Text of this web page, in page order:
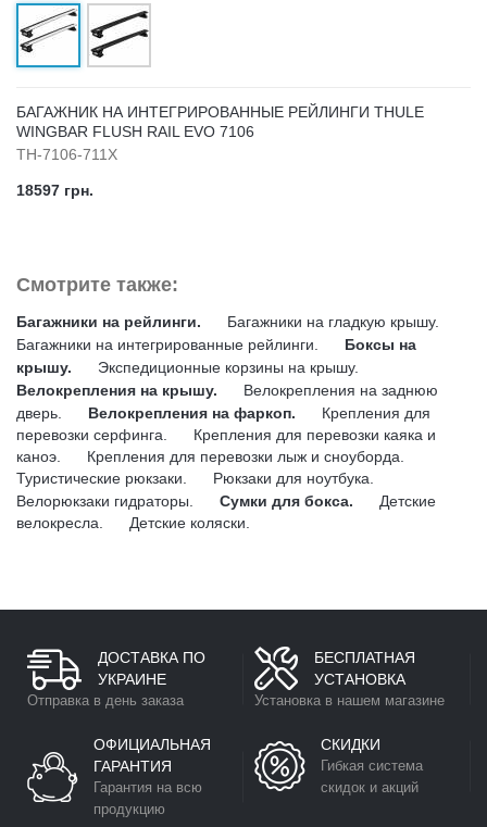
БАГАЖНИК НА ИНТЕГРИРОВАННЫЕ РЕЙЛИНГИ THULE
WINGBAR FLUSH RAIL EVO 7106
TH-7106-711X
18597 грн.
Смотрите также:
Багажники на рейлинги.
Багажники на гладкую крышу.
Багажники на интегрированные рейлинги.
Боксы на
крышу.
Экспедиционные корзины на крышу.
Велокрепления на крышу.
Велокрепления на заднюю
дверь.
Велокрепления на фаркоп.
Крепления для
перевозки серфинга.
Крепления для перевозки каяка и
каноэ.
Крепления для перевозки лыж и сноуборда.
Туристические рюкзаки.
Рюкзаки для ноутбука.
Велорюкзаки гидраторы.
Сумки для бокса.
Детские
велокресла.
Детские коляски.
ДОСТАВКА ПО
УКРАИНЕ
Отправка в день заказа
БЕСПЛАТНАЯ
УСТАНОВКА
Установка в нашем магазине
ОФИЦИАЛЬНАЯ
ГАРАНТИЯ
Гарантия на всю
продукцию
СКИДКИ
Гибкая система
скидок и акций